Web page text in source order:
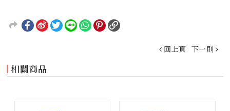
回上頁 下一則
相關商品